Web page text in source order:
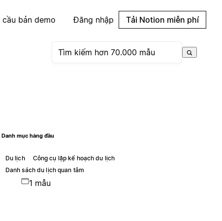
cầu bản demo Đăng nhập Tải Notion miễn phí
Danh mục hàng đầu
Du lịch
Công cụ lập kế hoạch du lịch
Danh sách du lịch quan tâm
1 mẫu